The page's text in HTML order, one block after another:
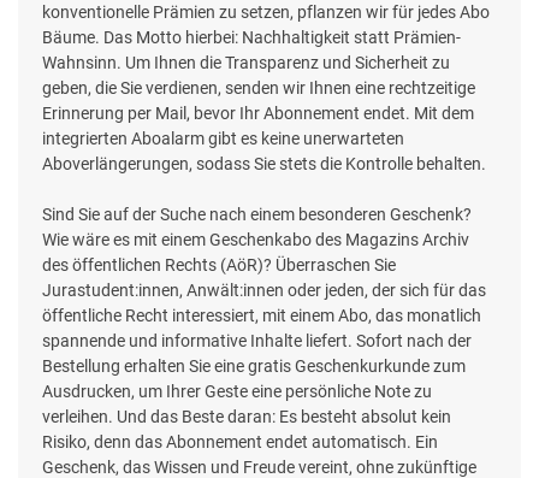
konventionelle Prämien zu setzen, pflanzen wir für jedes Abo
Bäume. Das Motto hierbei: Nachhaltigkeit statt Prämien-
Wahnsinn. Um Ihnen die Transparenz und Sicherheit zu
geben, die Sie verdienen, senden wir Ihnen eine rechtzeitige
Erinnerung per Mail, bevor Ihr Abonnement endet. Mit dem
integrierten Aboalarm gibt es keine unerwarteten
Aboverlängerungen, sodass Sie stets die Kontrolle behalten.
Sind Sie auf der Suche nach einem besonderen Geschenk?
Wie wäre es mit einem Geschenkabo des Magazins Archiv
des öffentlichen Rechts (AöR)? Überraschen Sie
Jurastudent:innen, Anwält:innen oder jeden, der sich für das
öffentliche Recht interessiert, mit einem Abo, das monatlich
spannende und informative Inhalte liefert. Sofort nach der
Bestellung erhalten Sie eine gratis Geschenkurkunde zum
Ausdrucken, um Ihrer Geste eine persönliche Note zu
verleihen. Und das Beste daran: Es besteht absolut kein
Risiko, denn das Abonnement endet automatisch. Ein
Geschenk, das Wissen und Freude vereint, ohne zukünftige